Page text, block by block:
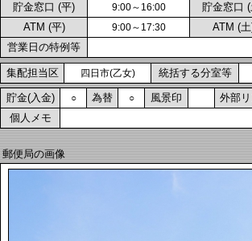
貯金窓口 (平) 9:00～16:00 貯金窓口
ATM (平) 9:00～17:30 ATM (
営業日の特例等
集配担当区 四日市(乙女) 統括する分室等
貯金(入金) ○ 為替 ○ 風景印 外部
個人メモ
郵便局の画像